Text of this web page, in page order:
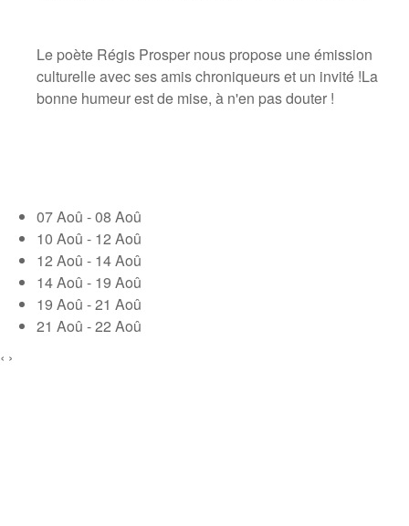
Le poète Régis Prosper nous propose une émission
culturelle avec ses amis chroniqueurs et un invité !La
bonne humeur est de mise, à n'en pas douter !
07 Aoû - 08 Aoû
10 Aoû - 12 Aoû
12 Aoû - 14 Aoû
14 Aoû - 19 Aoû
19 Aoû - 21 Aoû
21 Aoû - 22 Aoû
‹ ›